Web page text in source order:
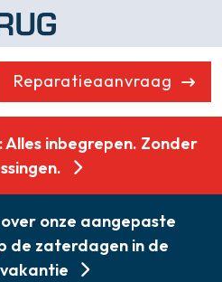
Reparatieaanvraag
Koelen & Vriezen
Koffiemachines
Stofzuigers
Klein huishoudelijk
Alles inbegrepen. Zonder
onze aangepaste
de zaterdagen in de